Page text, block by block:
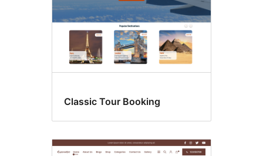
Classic Tour Booking